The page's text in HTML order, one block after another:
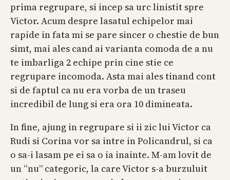
prima regrupare, si incep sa urc linistit spre
Victor. Acum despre lasatul echipelor mai
rapide in fata mi se pare sincer o chestie de bun
simt, mai ales cand ai varianta comoda de a nu
te imbarliga 2 echipe prin cine stie ce
regrupare incomoda. Asta mai ales tinand cont
si de faptul ca nu era vorba de un traseu
incredibil de lung si era ora 10 dimineata.
In fine, ajung in regrupare si ii zic lui Victor ca
Rudi si Corina vor sa intre in Policandrul, si ca
o sa-i lasam pe ei sa o ia inainte. M-am lovit de
un “nu” categoric, la care Victor s-a burzuluit